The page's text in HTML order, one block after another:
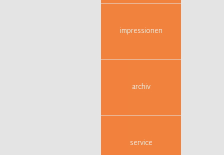
impressionen
archiv
service